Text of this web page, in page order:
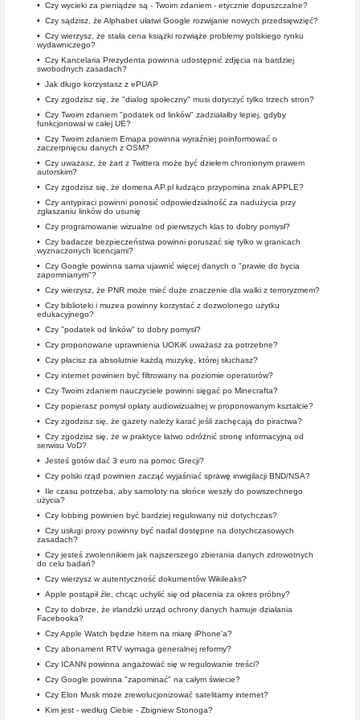
• Czy wycieki za pieniądze są - Twoim zdaniem - etycznie dopuszczalne?
• Czy sądzisz, że Alphabet ułatwi Google rozwijanie nowych przedsięwzięć?
• Czy wierzysz, że stała cena książki rozwiąże problemy polskiego rynku
wydawniczego?
• Czy Kancelaria Prezydenta powinna udostępnić zdjęcia na bardziej
swobodnych zasadach?
• Jak długo korzystasz z ePUAP
• Czy zgodzisz się, że "dialog społeczny" musi dotyczyć tylko trzech stron?
• Czy Twoim zdaniem "podatek od linków" zadziałałby lepiej, gdyby
funkcjonował w całej UE?
• Czy Twoim zdaniem Emapa powinna wyraźniej poinformować o
zaczerpnięciu danych z OSM?
• Czy uważasz, że żart z Twittera może być dziełem chronionym prawem
autorskim?
• Czy zgodzisz się, że domena AP.pl łudząco przypomina znak APPLE?
• Czy antypiraci powinni ponosić odpowiedzialność za nadużycia przy
zgłaszaniu linków do usunię
• Czy programowanie wizualne od pierwszych klas to dobry pomysł?
• Czy badacze bezpieczeństwa powinni poruszać się tylko w granicach
wyznaczonych licencjami?
• Czy Google powinna sama ujawnić więcej danych o "prawie do bycia
zapomnianym"?
• Czy wierzysz, że PNR może mieć duże znaczenie dla walki z terroryzmem?
• Czy biblioteki i muzea powinny korzystać z dozwolonego użytku
edukacyjnego?
• Czy "podatek od linków" to dobry pomysł?
• Czy proponowane uprawnienia UOKiK uważasz za potrzebne?
• Czy płacisz za absolutnie każdą muzykę, której słuchasz?
• Czy internet powinien być filtrowany na poziomie operatorów?
• Czy Twoim zdaniem nauczyciele powinni sięgać po Minecrafta?
• Czy popierasz pomysł opłaty audiowizualnej w proponowanym kształcie?
• Czy zgodzisz się, że gazety należy karać jeśli zachęcają do piractwa?
• Czy zgodzisz się, że w praktyce łatwo odróżnić stronę informacyjną od
serwisu VoD?
• Jesteś gotów dać 3 euro na pomoc Grecji?
• Czy polski rząd powinien zacząć wyjaśniać sprawę inwigilacji BND/NSA?
• Ile czasu potrzeba, aby samoloty na słońce weszły do powszechnego
użycia?
• Czy lobbing powinien być bardziej regulowany niż dotychczas?
• Czy usługi proxy powinny być nadal dostępne na dotychczasowych
zasadach?
• Czy jesteś zwolennikiem jak najszerszego zbierania danych zdrowotnych
do celu badań?
• Czy wierzysz w autentyczność dokumentów Wikileaks?
• Apple postąpił źle, chcąc uchylić się od płacenia za okres próbny?
• Czy to dobrze, że irlandzki urząd ochrony danych hamuje działania
Facebooka?
• Czy Apple Watch będzie hitem na miarę iPhone'a?
• Czy abonament RTV wymaga generalnej reformy?
• Czy ICANN powinna angażować się w regulowanie treści?
• Czy Google powinna "zapominać" na całym świecie?
• Czy Elon Musk może zrewolucjonizować satelitarny internet?
• Kim jest - według Ciebie - Zbigniew Stonoga?